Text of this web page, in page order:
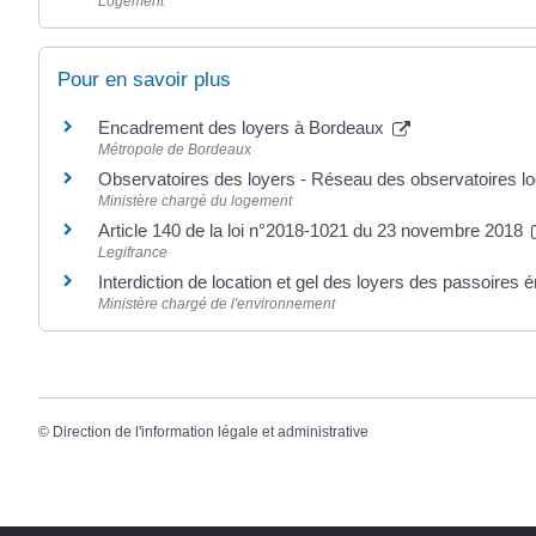
Pour en savoir plus
Encadrement des loyers à Bordeaux
Métropole de Bordeaux
Observatoires des loyers - Réseau des observatoires
Ministère chargé du logement
Article 140 de la loi n°2018-1021 du 23 novembre 2018
Legifrance
Interdiction de location et gel des loyers des passoires
Ministère chargé de l'environnement
© Direction de l'information légale et administrative